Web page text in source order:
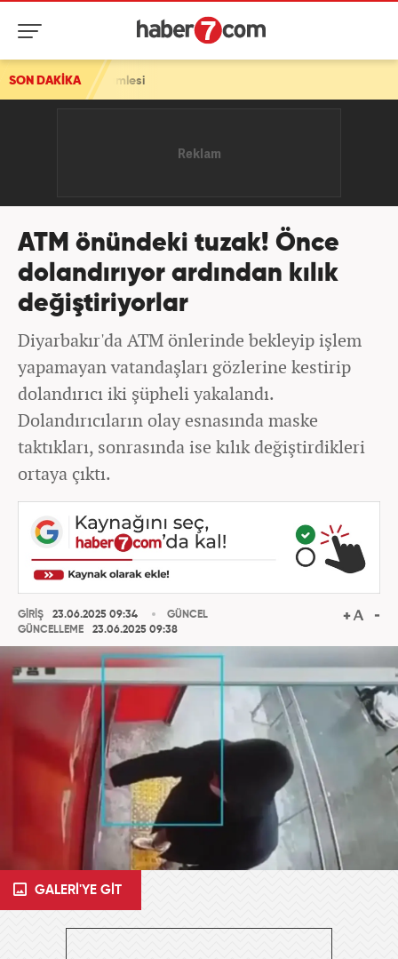
SON DAKİKA
ATM önündeki tuzak! Önce
dolandırıyor ardından kılık
değiştiriyorlar
Diyarbakır'da ATM önlerinde bekleyip işlem
yapamayan vatandaşları gözlerine kestirip
dolandırıcı iki şüpheli yakalandı.
Dolandırıcıların olay esnasında maske
taktıkları, sonrasında ise kılık değiştirdikleri
ortaya çıktı.
GİRİŞ
23.06.2025 09:34
GÜNCELLEME
23.06.2025 09:38
GÜNCEL
GALERİ'YE GİT